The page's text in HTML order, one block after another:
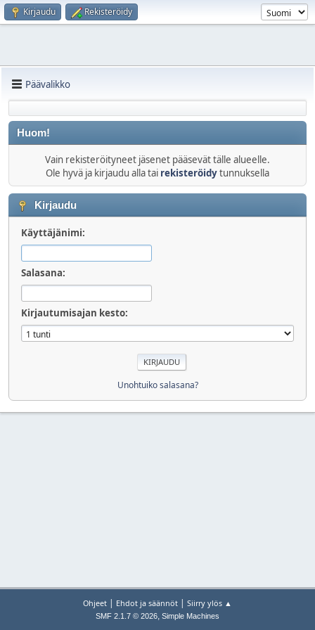
Kirjaudu Rekisteröidy
Päävalikko
Huom!
Vain rekisteröityneet jäsenet pääsevät tälle alueelle.
Ole hyvä ja kirjaudu alla tai rekisteröidytunnuksella
Kirjaudu
Käyttäjänimi:
Salasana:
Kirjautumisajan kesto:
Unohtuiko salasana?
Ohjeet | Ehdot ja säännöt | Siirry ylös ▲
SMF 2.1.7 © 2026, Simple Machines